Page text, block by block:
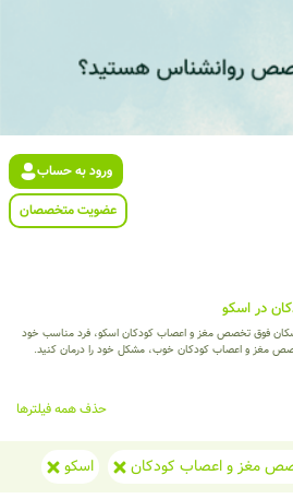
ورود به حساب
عضویت متخصصان
در اسکو
فوق تخصص مغز و اعصاب کودکان اسکو، فرد مناسب خود
مغز و اعصاب کودکان خوب، مشکل خود را درمان کنید.
حذف همه فیلترها
مغز و اعصاب کودکان اسکو